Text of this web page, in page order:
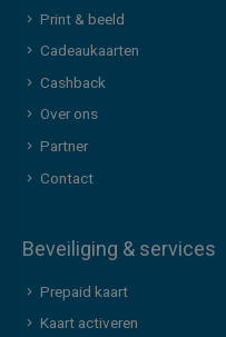
Print & beeld
Cadeaukaarten
Cashback
Over ons
Partner
Contact
Beveiliging & services
Prepaid kaart
Kaart activeren